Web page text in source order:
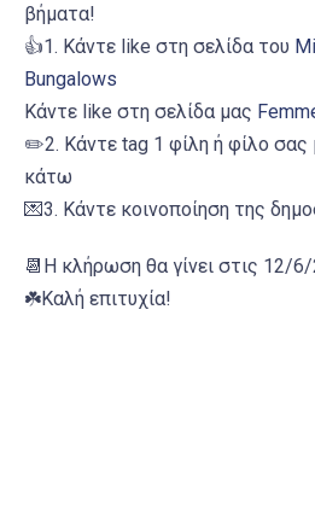
βήματα!
👍1. Κάντε like στη σελίδα του
Bungalows
Κάντε like στη σελίδα μας
✏️2. Κάντε tag 1 φίλη ή φίλο σας
κάτω
💌3. Κάντε κοινοποίηση της
📆 Η κλήρωση θα γίνει στις 12/
☘️Καλή επιτυχία!